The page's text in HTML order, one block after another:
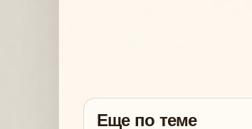
Еще по теме